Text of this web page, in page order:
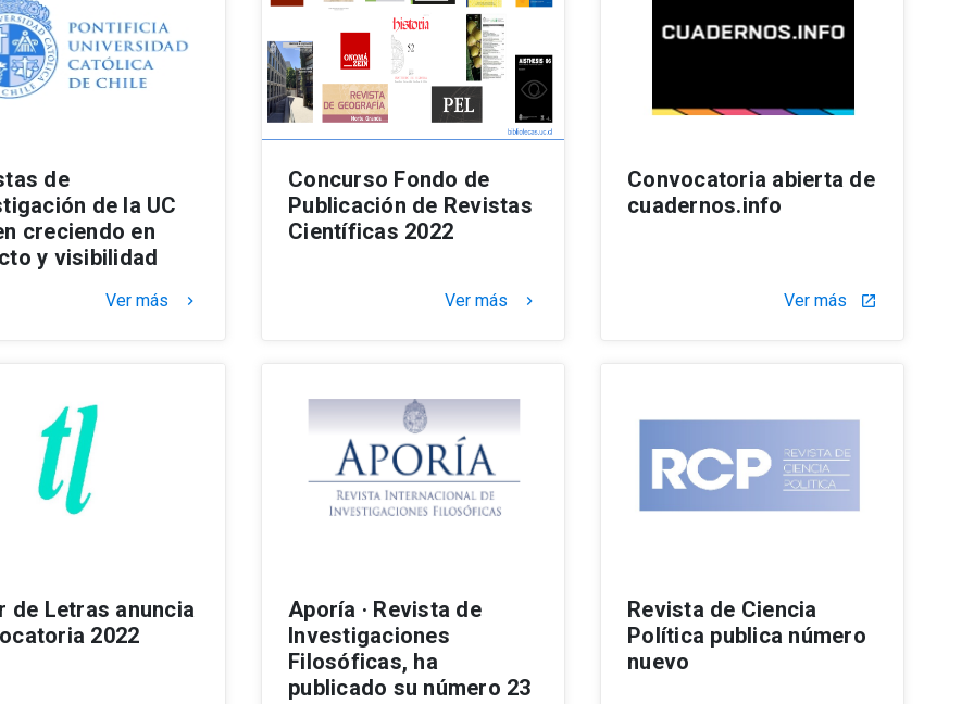
de
de la UC
creciendo en
y visibilidad
Ver más keyboard_arrow_right
Concurso Fondo de
Publicación de Revistas
Científicas 2022
Ver más keyboard_arrow_right
Convocatoria abierta de
cuadernos.info
Ver más launch
de Letras anuncia
2022
Aporía · Revista de
Investigaciones
Filosóficas, ha
publicado su número 23
Revista de Ciencia
Política publica número
nuevo